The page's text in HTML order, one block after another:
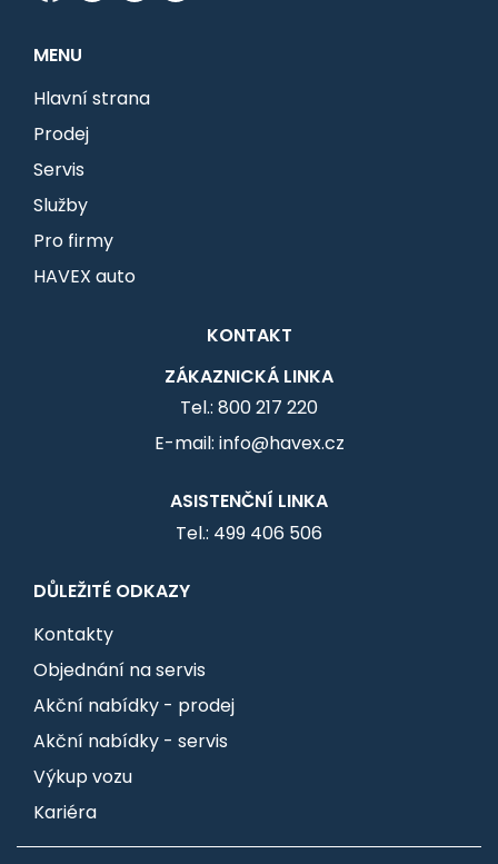
MENU
Hlavní strana
Prodej
Servis
Služby
Pro firmy
HAVEX auto
KONTAKT
ZÁKAZNICKÁ LINKA
Tel.: 800 217 220
E-mail: info@havex.cz
ASISTENČNÍ LINKA
Tel.: 499 406 506
DŮLEŽITÉ ODKAZY
Kontakty
Objednání na servis
Akční nabídky - prodej
Akční nabídky - servis
Výkup vozu
Kariéra